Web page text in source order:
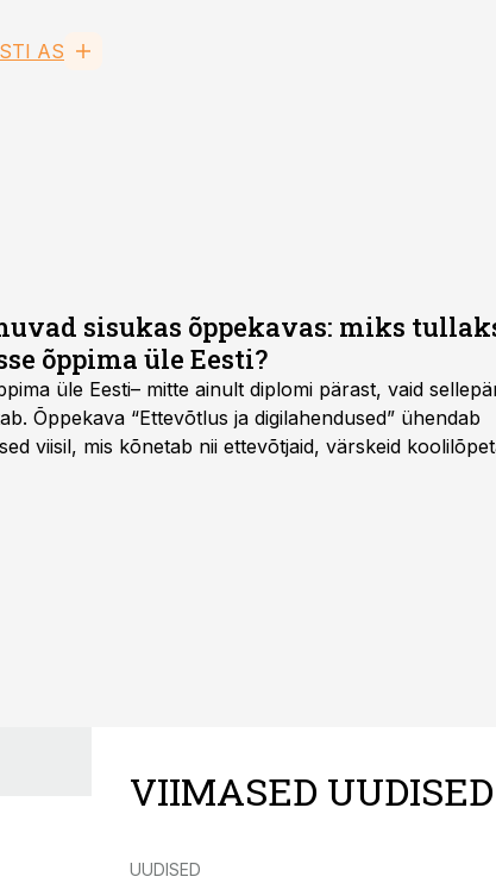
AS
sisukas õppekavas: miks
õppima üle Eesti?
üle Eesti– mitte ainult diplomi pärast, vaid
Õppekava “Ettevõtlus ja digilahendused” ühendab
viisil, mis kõnetab nii ettevõtjaid, värskeid
VIIMASED UUDISED
UUDISED